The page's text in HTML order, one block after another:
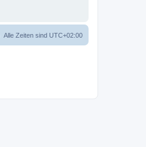
Alle Zeiten sind UTC+02:00